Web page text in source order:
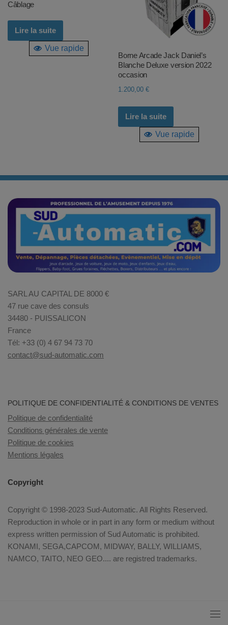
Câblage
Lire la suite
Vue rapide
Borne Arcade Jack Daniel’s
Blanche Deluxe version 2022
occasion
1.200,00€
Lire la suite
Vue rapide
SARL AU CAPITAL DE 8000 €
47 rue cave des consuls
34480 - PUISSALICON
France
Tél: +33 (0) 4 67 94 73 70
contact@sud-automatic.com
POLITIQUE DE CONFIDENTIALITÉ & CONDITIONS DE VENTES
Politique de confidentialité
Conditions générales de vente
Politique de cookies
Mentions légales
Copyright
Copyright © 1998-2023 Sud-Automatic. All Rights Reserved.
Reproduction in whole or in part in any form or medium without
express written permission of Sud Automatic is prohibited.
KONAMI, SEGA,CAPCOM, MIDWAY, BALLY, WILLIAMS,
NAMCO, TAITO, NEO GEO.... are registred trademarks.